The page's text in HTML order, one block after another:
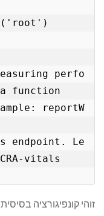
perfo
function
reportW
endpoint. Le
vitals